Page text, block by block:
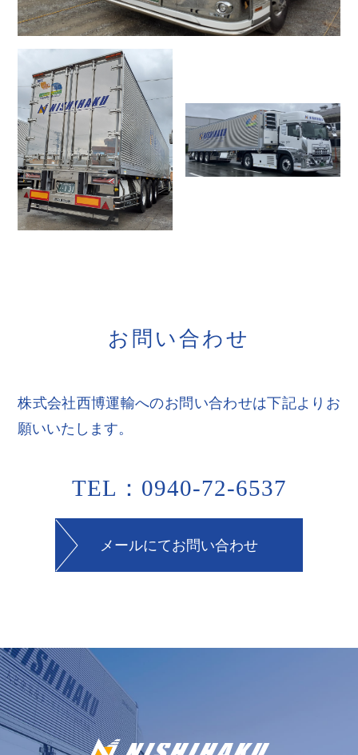
お 問 い合わせ
株式会社西博運輸へのお問い合わせは下記よりお
願いいたします。
TEL：0940-72-6537
メールにてお問い合わせ